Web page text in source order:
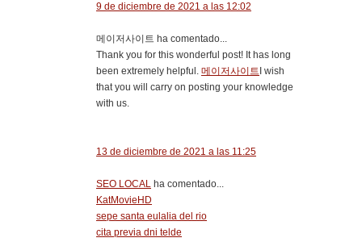
9 de diciembre de 2021 a las 12:02
메이저사이트 ha comentado...
Thank you for this wonderful post! It has long
been extremely helpful. 메이저사이트 I wish
that you will carry on posting your knowledge
with us.
13 de diciembre de 2021 a las 11:25
SEO LOCAL ha comentado...
KatMovieHD
sepe santa eulalia del rio
cita previa dni telde